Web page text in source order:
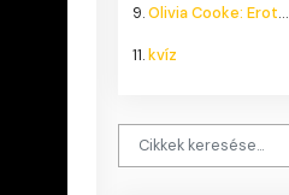
9.Olivia Cooke: Erotikus
11.kvíz